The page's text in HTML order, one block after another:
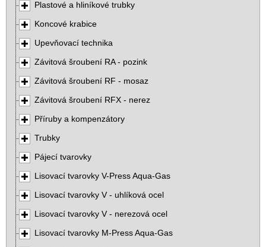
Plastové a hliníkové trubky
Koncové krabice
Upevňovací technika
Závitová šroubení RA - pozink
Závitová šroubení RF - mosaz
Závitová šroubení RFX - nerez
Příruby a kompenzátory
Trubky
Pájecí tvarovky
Lisovací tvarovky V-Press Aqua-Gas
Lisovací tvarovky V - uhlíková ocel
Lisovací tvarovky V - nerezová ocel
Lisovací tvarovky M-Press Aqua-Gas